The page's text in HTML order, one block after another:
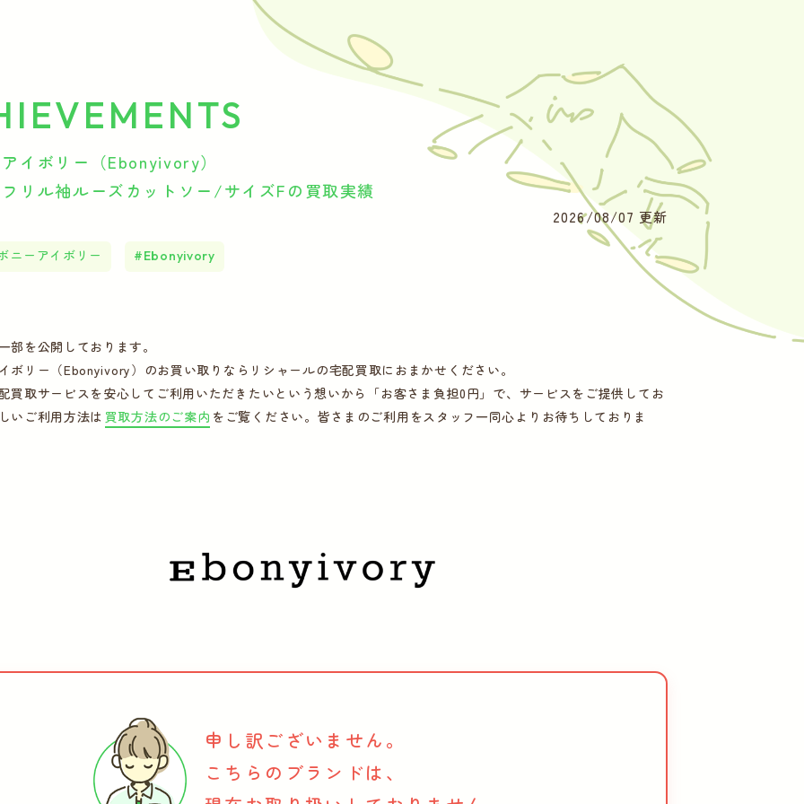
イボリー（Ebonyivory）
フリル袖ルーズカットソー/サイズFの買取実績
2026/08/07 更新
ニーアイボリー Ebonyivory
部を公開しております。
ボリー（Ebonyivory）のお買い取りならリシャールの宅配買取におまかせください。
買取サービスを安心してご利用いただきたいという想いから「お客さま負担0円」で、サービスをご提供してお
いご利用方法は 買取方法のご案内 をご覧ください。皆さまのご利用をスタッフ一同心よりお待ちしておりま
申し訳ございません。
こちらのブランドは、